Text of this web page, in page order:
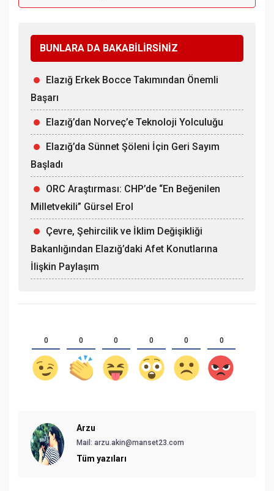
BUNLARA DA BAKABİLİRSİNİZ
Elazığ Erkek Bocce Takımından Önemli
Başarı
Elazığ’dan Norveç’e Teknoloji Yolculuğu
Elazığ’da Sünnet Şöleni İçin Geri Sayım
Başladı
ORC Araştırması: CHP’de “En Beğenilen
Milletvekili” Gürsel Erol
Çevre, Şehircilik ve İklim Değişikliği
Bakanlığından Elazığ’daki Afet Konutlarına
İlişkin Paylaşım
0 0 0 0 0 0
Arzu
Mail: arzu.akin@manset23.com
Tüm yazıları